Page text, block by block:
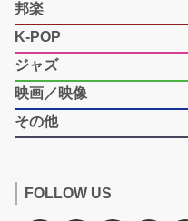
邦楽
K-POP
ジャズ
映画／映像
その他
FOLLOW US